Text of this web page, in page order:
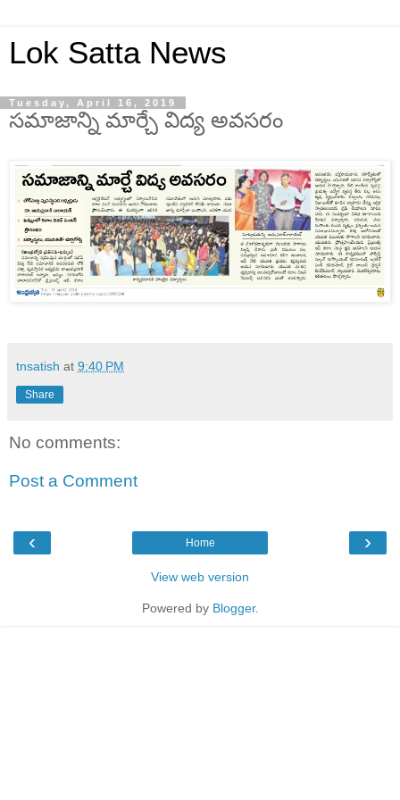
Lok Satta News
Tuesday, April 16, 2019
సమాజాన్ని మార్చే విద్య అవసరం
tnsatish at 9:40 PM
Share
No comments:
Post a Comment
‹ ›
Home
View web version
Powered by Blogger.